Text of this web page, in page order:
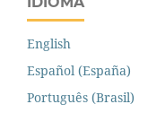
English
Español (España)
Português (Brasil)